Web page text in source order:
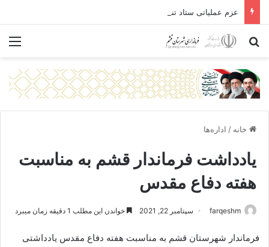
جستجو برای
خانه / اداره‌ها
یادداشت فرماندار قشم به مناسبت
هفته دفاع مقدس
farqeshm سپتامبر 22, 2021 خواندن این مطلب 1 دقیقه زمان میبرد
فرماندار شهرستان قشم به مناسبت هفته دفاع مقدس یادداشتی